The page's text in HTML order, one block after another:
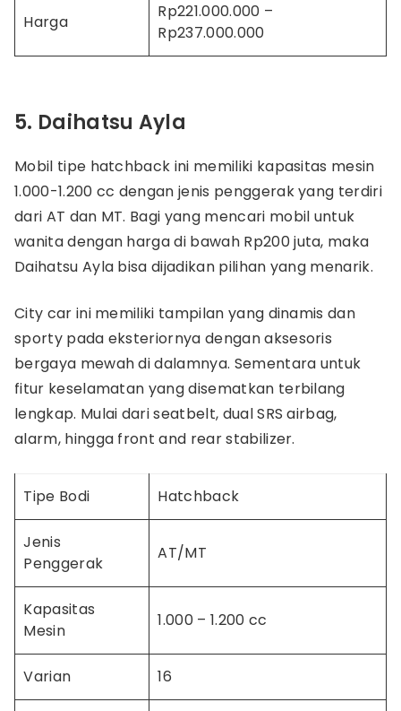
Harga
Rp221.000.000 –
Rp237.000.000
5. Daihatsu Ayla
Mobil tipe hatchback ini memiliki kapasitas mesin
1.000-1.200 cc dengan jenis penggerak yang terdiri
dari AT dan MT. Bagi yang mencari mobil untuk
wanita dengan harga di bawah Rp200 juta, maka
Daihatsu Ayla bisa dijadikan pilihan yang menarik.
City car ini memiliki tampilan yang dinamis dan
sporty pada eksteriornya dengan aksesoris
bergaya mewah di dalamnya. Sementara untuk
fitur keselamatan yang disematkan terbilang
lengkap. Mulai dari seatbelt, dual SRS airbag,
alarm, hingga front and rear stabilizer.
Tipe Bodi Hatchback
Jenis
Penggerak
AT/MT
Kapasitas
Mesin
1.000 – 1.200 cc
Varian 16